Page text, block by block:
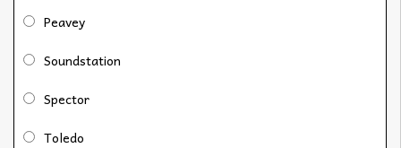
Peavey
Soundstation
Spector
Toledo